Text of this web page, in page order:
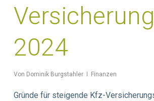
2024
Von Dominik Burgstahler Finanzen
Gründe für steigende Kfz-